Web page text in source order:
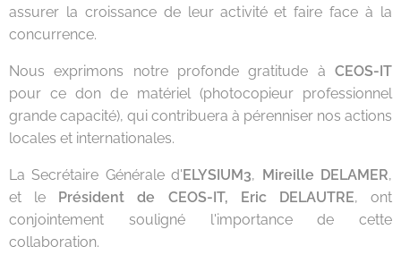
assurer la croissance de leur activité et faire face à la
concurrence.
Nous exprimons notre profonde gratitude à CEOS-IT
pour ce don de matériel (photocopieur professionnel
grande capacité), qui contribuera à pérenniser nos actions
locales et internationales.
La Secrétaire Générale d'ELYSIUM3, Mireille DELAMER,
et le Président de CEOS-IT, Eric DELAUTRE, ont
conjointement souligné l'importance de cette
collaboration.